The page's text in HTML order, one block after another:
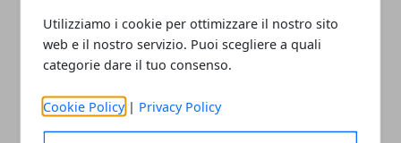
Utilizziamo i cookie per ottimizzare il nostro sito
web e il nostro servizio. Puoi scegliere a quali
categorie dare il tuo consenso.
Cookie Policy | Privacy Policy
La verità sulla buccia di banane e
avocado: perché non dovresti ignorare
la pulizia